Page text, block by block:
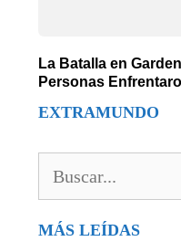
La Batalla en
Personas
EXTRAMUNDO
MÁS LEÍDAS